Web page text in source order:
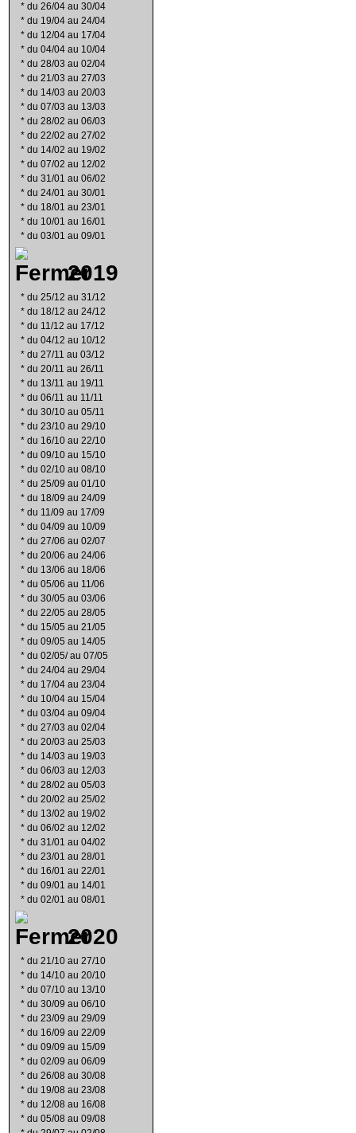
* du 26/04 au 30/04
* du 19/04 au 24/04
* du 12/04 au 17/04
* du 04/04 au 10/04
* du 28/03 au 02/04
* du 21/03 au 27/03
* du 14/03 au 20/03
* du 07/03 au 13/03
* du 28/02 au 06/03
* du 22/02 au 27/02
* du 14/02 au 19/02
* du 07/02 au 12/02
* du 31/01 au 06/02
* du 24/01 au 30/01
* du 18/01 au 23/01
* du 10/01 au 16/01
* du 03/01 au 09/01
2019
* du 25/12 au 31/12
* du 18/12 au 24/12
* du 11/12 au 17/12
* du 04/12 au 10/12
* du 27/11 au 03/12
* du 20/11 au 26/11
* du 13/11 au 19/11
* du 06/11 au 11/11
* du 30/10 au 05/11
* du 23/10 au 29/10
* du 16/10 au 22/10
* du 09/10 au 15/10
* du 02/10 au 08/10
* du 25/09 au 01/10
* du 18/09 au 24/09
* du 11/09 au 17/09
* du 04/09 au 10/09
* du 27/06 au 02/07
* du 20/06 au 24/06
* du 13/06 au 18/06
* du 05/06 au 11/06
* du 30/05 au 03/06
* du 22/05 au 28/05
* du 15/05 au 21/05
* du 09/05 au 14/05
* du 02/05/ au 07/05
* du 24/04 au 29/04
* du 17/04 au 23/04
* du 10/04 au 15/04
* du 03/04 au 09/04
* du 27/03 au 02/04
* du 20/03 au 25/03
* du 14/03 au 19/03
* du 06/03 au 12/03
* du 28/02 au 05/03
* du 20/02 au 25/02
* du 13/02 au 19/02
* du 06/02 au 12/02
* du 31/01 au 04/02
* du 23/01 au 28/01
* du 16/01 au 22/01
* du 09/01 au 14/01
* du 02/01 au 08/01
2020
* du 21/10 au 27/10
* du 14/10 au 20/10
* du 07/10 au 13/10
* du 30/09 au 06/10
* du 23/09 au 29/09
* du 16/09 au 22/09
* du 09/09 au 15/09
* du 02/09 au 06/09
* du 26/08 au 30/08
* du 19/08 au 23/08
* du 12/08 au 16/08
* du 05/08 au 09/08